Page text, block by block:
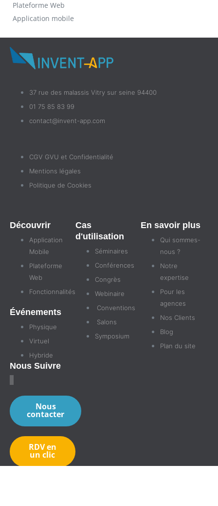
Plateforme Web
Application mobile
37 rue des malassis Vitry sur seine 94400
01 75 85 83 99
contact@invent-app.com
CGV GVU et Confidentialité
Mentions légales
Politique de Cookies
Découvrir
Application
Mobile
Plateforme
Web
Fonctionnalités
Événements
Physique
Virtuel
Hybride
Cas
d'utilisation
Séminaires
Conférences
Congrès
Webinaire
Conventions
Salons
Symposium
En savoir plus
Qui sommes-
nous ?
Notre
expertise
Pour les
agences
Nos Clients
Blog
Plan du site
Nous Suivre
Nous
contacter
RDV en
un clic